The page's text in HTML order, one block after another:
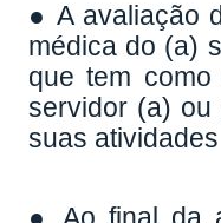
● A avaliação
médica do (a)
que tem
servidor (a) ou
suas